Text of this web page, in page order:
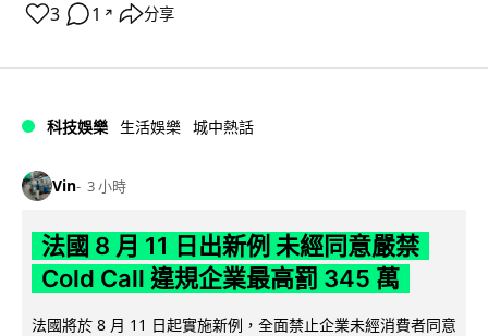
3 1 ↗ 分享
科技娛樂 生活娛樂 城中熱話
Vin 3 小時
法國 8 月 11 日出新例 未經同意嚴禁
Cold Call 違規企業最高罰 345 萬
法國將於 8 月 11 日起實施新例，全面禁止企業未經消費者同意